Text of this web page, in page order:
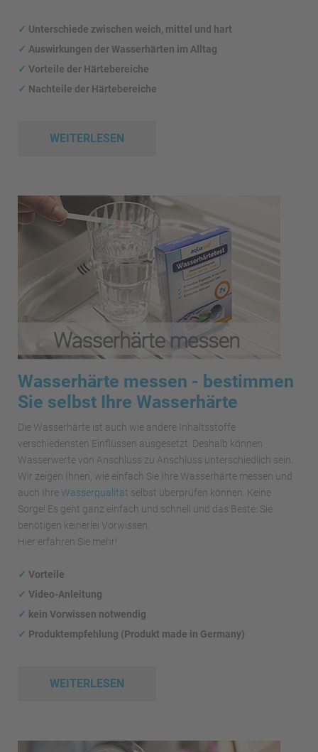
✓ Unterschiede zwischen weich, mittel und hart
✓ Auswirkungen der Wasserhärten im Alltag
✓ Vorteile der Härtebereiche
✓ Nachteile der Härtebereiche
WEITERLESEN
Wasserhärte messen - bestimmen
Sie selbst Ihre Wasserhärte
Die Wasserhärte ist auch wie andere Inhaltsstoffe
verschiedensten Einflüssen ausgesetzt. Deshalb können
Wasserwerte von Anschluss zu Anschluss unterschiedlich sein.
Wir zeigen Ihnen, wie einfach Sie Ihre Wasserhärte messen und
auch IhreWasserqualität selbst überprüfen können. Keine
Sorge! Es geht ganz einfach und schnell und das Beste: Sie
benötigen keinerlei Vorwissen.
Hier erfahren Sie mehr!
✓ Vorteile
✓ Video-Anleitung
✓ kein Vorwissen notwendig
✓ Produktempfehlung (Produkt made in Germany)
WEITERLESEN